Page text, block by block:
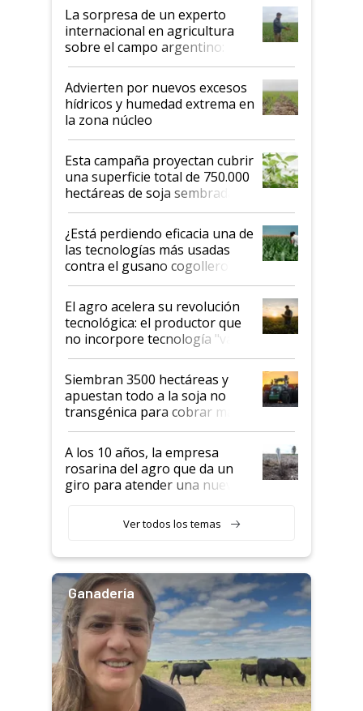
La sorpresa de un experto
internacional en agricultura
sobre el campo argentino:
"Estoy muy impresionado"
Advierten por nuevos excesos
hídricos y humedad extrema en
la zona núcleo
Esta campaña proyectan cubrir
una superficie total de 750.000
hectáreas de soja sembradas
con una nueva generación de
variedades que marcan un
salto tecnológico en genética y
rendimiento
¿Está perdiendo eficacia una de
las tecnologías más usadas
contra el gusano cogollero? El
desafío de una tecnología clave
El agro acelera su revolución
tecnológica: el productor que
no incorpore tecnología "va a
perder el tren"
Siembran 3500 hectáreas y
apuestan todo a la soja no
transgénica para cobrar más
por tonelada: compraron un
semillero
A los 10 años, la empresa
rosarina del agro que da un
giro para atender una nueva
Ver todos los temas
Ganadería